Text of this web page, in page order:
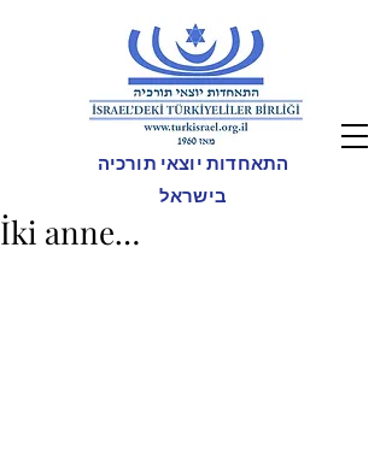
התאחדות יוצאי תורכיה
בישראל
İki anne…